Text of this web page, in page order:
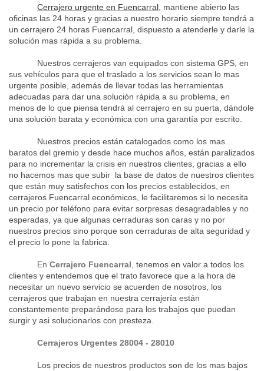
Cerrajero urgente en Fuencarral, mantiene abierto las
oficinas las 24 horas y gracias a nuestro horario siempre tendrá a
un cerrajero 24 horas Fuencarral, dispuesto a atenderle y darle la
solución mas rápida a su problema.
Nuestros cerrajeros van equipados con sistema GPS, en
sus vehículos para que el traslado a los servicios sean lo mas
urgente posible, además de llevar todas las herramientas
adecuadas para dar una solución rápida a su problema, en
menos de lo que piensa tendrá al cerrajero en su puerta, dándole
una solución barata y económica con una garantía por escrito.
Nuestros precios están catalogados como los mas
baratos del gremio y desde hace muchos años, están paralizados
para no incrementar la crisis en nuestros clientes, gracias a ello
no hacemos mas que subir la base de datos de nuestros clientes
que están muy satisfechos con los precios establecidos, en
cerrajeros Fuencarral económicos, le facilitaremos si lo necesita
un precio por teléfono para evitar sorpresas desagradables y no
esperadas, ya que algunas cerraduras son caras y no por
nuestros precios sino porque son cerraduras de alta seguridad y
el precio lo pone la fabrica.
En Cerrajero Fuencarral, tenemos en valor a todos los
clientes y entendemos que el trato favorece que a la hora de
necesitar un nuevo servicio se acuerden de nosotros, los
cerrajeros que trabajan en nuestra cerrajería están
constantemente preparándose para los trabajos que puedan
surgir y asi solucionarlos con presteza.
Cerrajeros Urgentes 28004 - 28010
Los precios de nuestros productos son de los mas bajos